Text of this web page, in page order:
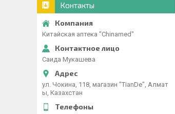
Контакты
Китайская аптека "Chinamed"
Саида Мукашева
ул. Чокина, 118, магазин "TianDe", Алмат
ы, Казахстан